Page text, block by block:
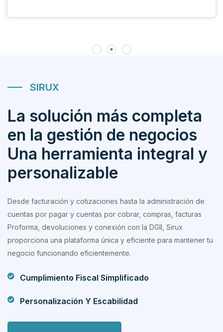
SIRUX
La solución más completa
en la gestión de negocios
Una herramienta integral y
personalizable
Desde facturación y cotizaciones hasta la administración de
cuentas por pagar y cuentas por cobrar, compras, facturas
Proforma, devoluciones y conexión con la DGII, Sirux
proporciona una plataforma única y eficiente para mantener tu
negocio funcionando eficientemente.
Cumplimiento Fiscal Simplificado
Personalización Y Escabilidad